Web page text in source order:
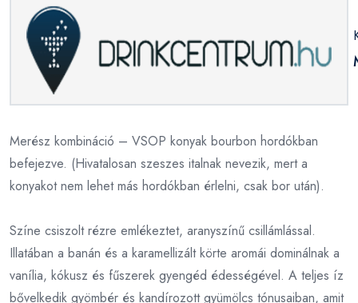
Merész kombináció – VSOP konyak bourbon hordókban
befejezve. (Hivatalosan szeszes italnak nevezik, mert a
konyakot nem lehet más hordókban érlelni, csak bor után).
Színe csiszolt rézre emlékeztet, aranyszínű csillámlással.
Illatában a banán és a karamellizált körte aromái dominálnak a
vanília, kókusz és fűszerek gyengéd édességével. A teljes íz
bővelkedik gyömbér és kandírozott gyümölcs tónusaiban, amit